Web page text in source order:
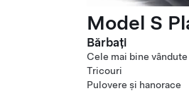
Model S
Bărbați
Cele mai bine vândute
Tricouri
Pulovere și hanorace